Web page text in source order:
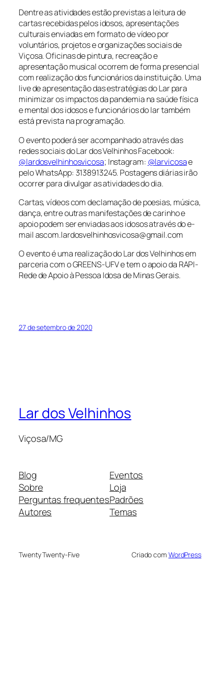
Dentre as atividades estão previstas a leitura de
cartas recebidas pelos idosos, apresentações
culturais enviadas em formato de vídeo por
voluntários, projetos e organizações sociais de
Viçosa. Oficinas de pintura, recreação e
apresentação musical ocorrem de forma presencial
com realização dos funcionários da instituição. Uma
live de apresentação das estratégias do Lar para
minimizar os impactos da pandemia na saúde física
e mental dos idosos e funcionários do lar também
está prevista na programação.
O evento poderá ser acompanhado através das
redes sociais do Lar dos Velhinhos Facebook:
@lardosvelhinhosvicosa; Instagram: @larvicosae
pelo WhatsApp: 3138913245. Postagens diárias irão
ocorrer para divulgar as atividades do dia.
Cartas, vídeos com declamação de poesias, música,
dança, entre outras manifestações de carinho e
apoio podem ser enviadas aos idosos através do e-
mail ascom.lardosvelhinhosvicosa@gmail.com
O evento é uma realização do Lar dos Velhinhos em
parceria com o GREENS-UFV e tem o apoio da RAPI-
Rede de Apoio à Pessoa Idosa de Minas Gerais.
27 de setembro de 2020
Lar dos Velhinhos
Viçosa/MG
Blog
Sobre
Perguntas frequentes
Autores
Eventos
Loja
Padrões
Temas
Twenty Twenty-Five Criado com WordPress